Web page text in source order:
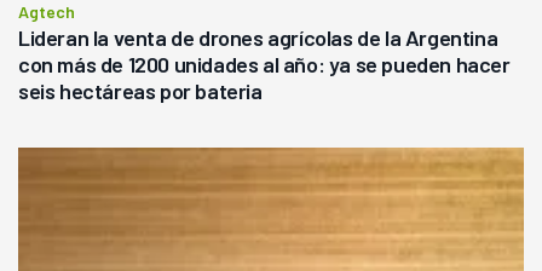
Agtech
Lideran la venta de drones agrícolas de la Argentina
con más de 1200 unidades al año: ya se pueden hacer
seis hectáreas por bateria